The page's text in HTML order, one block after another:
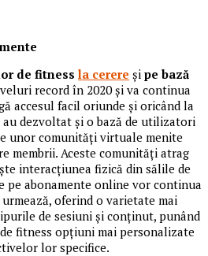
de fitness la cerere și pe bază
record în 2020 și va continua
accesul facil oriunde și oricând la
dezvoltat și o bază de utilizatori
unor comunități virtuale menite
membrii. Aceste comunități atrag
interacțiunea fizică din sălile de
pe abonamente online vor continua
oferind o varietate mai
de sesiuni și conținut, punând
fitness opțiuni mai personalizate
lor specifice.